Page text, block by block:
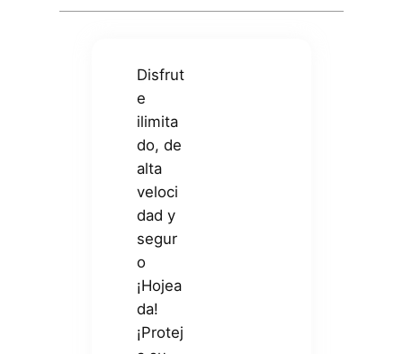
Disfrut
e
ilimita
do, de
alta
veloci
dad y
segur
o
¡Hojea
da!
¡Protej